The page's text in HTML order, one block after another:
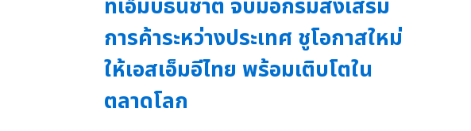
ทีเอ็มบีธนชาต จับมือกรมส่งเสริม
การค้าระหว่างประเทศ ชูโอกาสใหม่
ให้เอสเอ็มอีไทย พร้อมเติบโตใน
ตลาดโลก